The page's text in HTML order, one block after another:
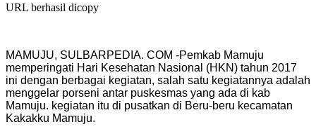
URL berhasil dicopy
MAMUJU, SULBARPEDIA. COM -Pemkab Mamuju
memperingati Hari Kesehatan Nasional (HKN) tahun 2017
ini dengan berbagai kegiatan, salah satu kegiatannya adalah
menggelar porseni antar puskesmas yang ada di kab
Mamuju. kegiatan itu di pusatkan di Beru-beru kecamatan
Kakakku Mamuju.